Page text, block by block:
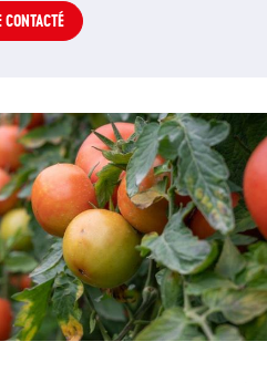
CONTACTÉ